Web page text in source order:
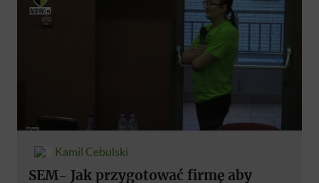
Kamil Cebulski
SEM- Jak przygotować firmę aby